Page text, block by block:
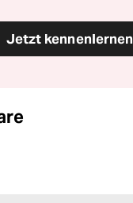
Jetzt kennenlernen